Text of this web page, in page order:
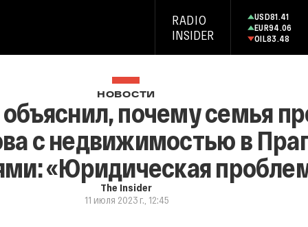
RADIO
INSIDER
USD81.41
EUR94.06
OIL83.48
НОВОСТИ
почему семья
с недвижимостью в
«Юридическая
The Insider
11 июля 2023 г., 12:45